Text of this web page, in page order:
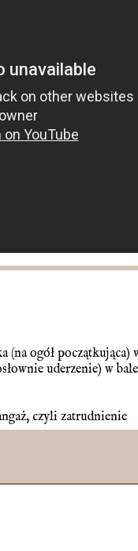
(na ogół początkująca)
uderzenie) w
czyli zatrudnienie